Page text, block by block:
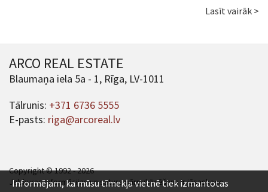
Lasīt vairāk >
ARCO REAL ESTATE
Blaumaņa iela 5a - 1, Rīga, LV-1011
Tālrunis: +371 6736 5555
E-pasts: riga@arcoreal.lv
Copyright © 1992 - 2026
Jebkuras informācijas un satura pārpublicēšana ir jāsaskaņo.
Informējam, ka mūsu tīmekļa vietnē tiek izmantotas